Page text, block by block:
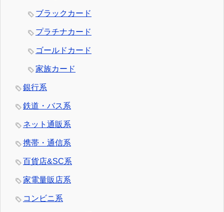
ブラックカード
プラチナカード
ゴールドカード
家族カード
銀行系
鉄道・バス系
ネット通販系
携帯・通信系
百貨店&SC系
家電量販店系
コンビニ系